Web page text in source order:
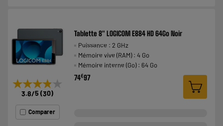
★★★★★
★★★★★
3.8/5 (30)
Comparer
Tablette 8" LOGICOM E884 HD 64Go Noir
Puissance : 2 GHz
Mémoire vive (RAM) : 4 Go
Mémoire interne (Go) : 64 Go
74€97